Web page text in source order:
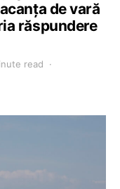
de vară
răspundere
read